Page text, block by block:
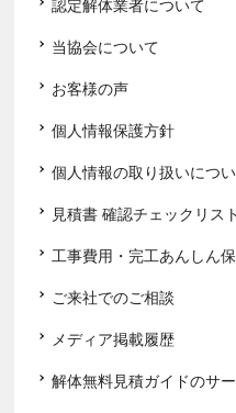
認定解体業者について
当協会について
お客様の声
個人情報保護方針
個人情報の取り扱いにつ
見積書 確認チェックリスト
工事費用・完工あんしん
ご来社でのご相談
メディア掲載履歴
解体無料見積ガイドのサ